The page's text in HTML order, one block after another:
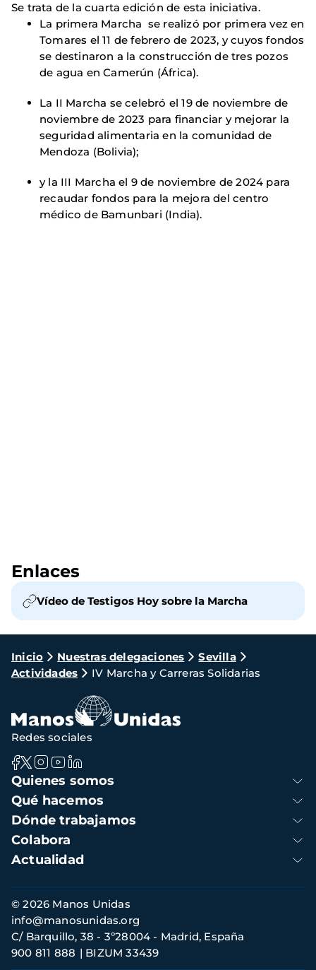
Se trata de la cuarta edición de esta iniciativa.
La primera Marcha se realizó por primera vez en
Tomares el 11 de febrero de 2023, y cuyos fondos
se destinaron a la construcción de tres pozos
de agua en Camerún (África).
La II Marcha se celebró el 19 de noviembre de
noviembre de 2023 para financiar y mejorar la
seguridad alimentaria en la comunidad de
Mendoza (Bolivia);
y la III Marcha el 9 de noviembre de 2024 para
recaudar fondos para la mejora del centro
médico de Bamunbari (India).
Enlaces
Vídeo de Testigos Hoy sobre la Marcha
Ruta
de
navegación
Inicio Nuestras delegaciones
Sevilla
Actividades
IV Marcha y Carreras Solidarias
Navegación
principal
Quienes somos
Qué hacemos
Dónde trabajamos
Colabora
Actualidad
Redes sociales
Información
de
contacto
© 2026 Manos Unidas
C/ Barquillo, 38 - 3º28004 - Madrid, España
900 811 888
BIZUM 33439
info@manosunidas.org